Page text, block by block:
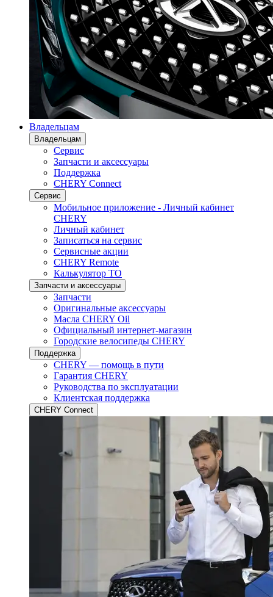
Владельцам
Владельцам
Сервис
Запчасти и аксессуары
Поддержка
CHERY Connect
Сервис
Мобильное приложение - Личный кабинет
CHERY
Личный кабинет
Записаться на сервис
Сервисные акции
CHERY Remote
Калькулятор ТО
Запчасти и аксессуары
Запчасти
Оригинальные аксессуары
Масла CHERY Oil
Официальный интернет-магазин
Городские велосипеды CHERY
Поддержка
CHERY — помощь в пути
Гарантия CHERY
Руководства по эксплуатации
Клиентская поддержка
CHERY Connect